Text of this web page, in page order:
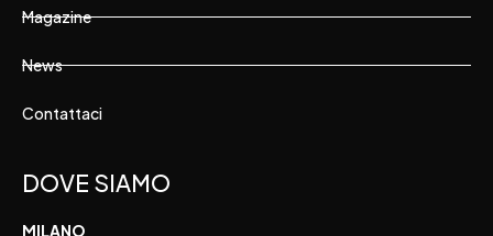
Magazine
News
Contattaci
DOVE SIAMO
MILANO